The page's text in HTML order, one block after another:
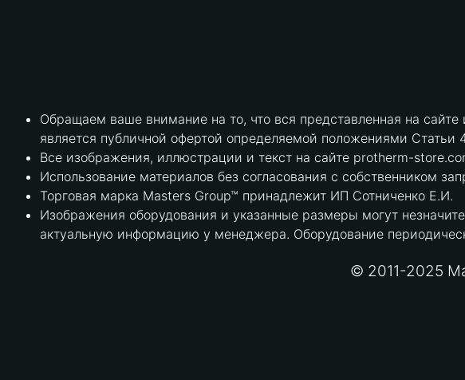
Обращаем ваше внимание на то, что вся представленная на
является публичной офертой определяемой положениями
Все изображения, иллюстрации и текст на сайте protherm-
Использование материалов без согласования с собственником
Торговая марка Masters Group™ принадлежит ИП Сотниченко Е.И.
Изображения оборудования и указанные размеры могут
актуальную информацию у менеджера. Оборудование
© 2011-2025